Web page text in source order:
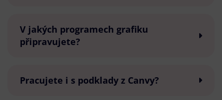
V jakých programech grafiku
připravujete?
Pracujete i s podklady z Canvy?